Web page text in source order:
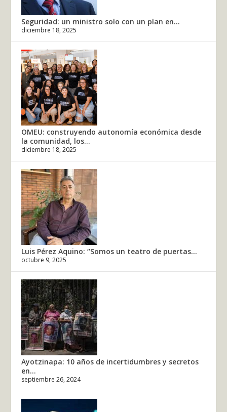
Seguridad: un ministro solo con un plan en...
diciembre 18, 2025
OMEU: construyendo autonomía económica desde
la comunidad, los...
diciembre 18, 2025
Luis Pérez Aquino: “Somos un teatro de puertas...
octubre 9, 2025
Ayotzinapa: 10 años de incertidumbres y secretos
en...
septiembre 26, 2024